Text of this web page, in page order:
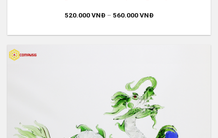
520.000VNĐ – 560.000VNĐ